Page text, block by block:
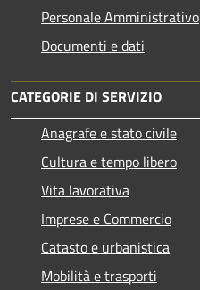
Personale Amministrativo
Documenti e dati
CATEGORIE DI SERVIZIO
Anagrafe e stato civile
Cultura e tempo libero
Vita lavorativa
Imprese e Commercio
Catasto e urbanistica
Mobilità e trasporti